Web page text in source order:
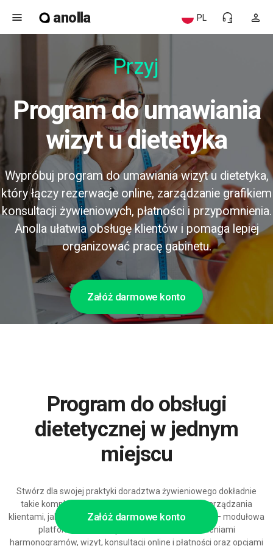
menu anolla person
headset_mic
PL
Przyjaz
Program do umawiania
wizyt u dietetyka
Wypróbuj program do umawiania wizyt u dietetyka,
który łączy rezerwacje online, zarządzanie grafikiem
konsultacji żywieniowych, płatności i przypomnienia.
Anolla ułatwia obsługę klientów i pomaga lepiej
organizować pracę gabinetu.
Załóż darmowe konto
Załóż darmowe konto
Program do obsługi
dietetycznej w jednym
miejscu
Stwórz dla swojej praktyki doradztwa żywieniowego dokładnie
takie kompleksowe rozwiązanie do rezerwacji i zarządzania
klientami, jakiego potrzebuje Twój biznes dietetyczny – modułowa
platforma dla dietetyków z szerokimi ustawieniami
harmonogramów, wizyt, konsultacji online i płatności oraz opcjami